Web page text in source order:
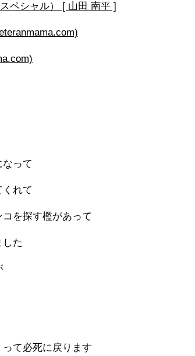
ペシャル） [ 山田 南平 ]
って
れて
を探す檻があって
た
て必死に戻ります